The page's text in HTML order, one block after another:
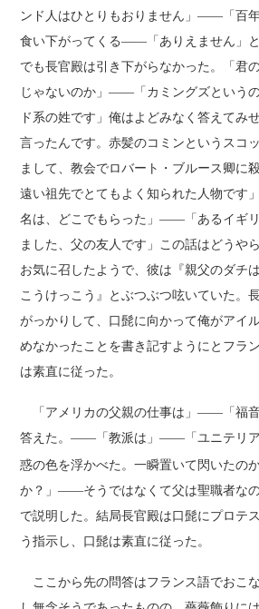
ンド人はひとりもおりません」――「百
食い下がってくる――「ありえません」
でも長官殿は引き下がらなかった。「君
じゃないのか」――「カミングズという
ド系の姓です」俺はよどみなく答えてみ
言ったんです。赤髪のコミンというスコ
まして、教会でロバート・ブルース卿に
遠い祖先でとてもよく知られた人物で
名は、どこでもらった」――「あるイギ
ました、父の友人です」この話はどうや
お気に召したようで、彼は『親父のダチ
こうけっこう』とぶつぶつ呟いていた。
がっかりして、口髭に向かって俺がアイ
めなかったことを書き記すようにとフラ
は素直に従った。
「アメリカの父親の仕事は」――「福
答えた。――「教派は」――「ユニテリア
惑の色を浮かべた。一瞬置いて閃いたの
か？」――そうではなくて父は聖職者な
で説明した。結局長官殿は口髭にプロテ
う指示し、口髭は素直に従った。
ここから先の問答はフランス語でおこ